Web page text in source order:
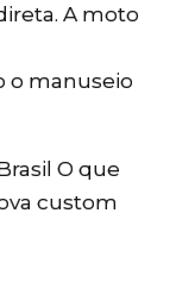
A moto
o manuseio